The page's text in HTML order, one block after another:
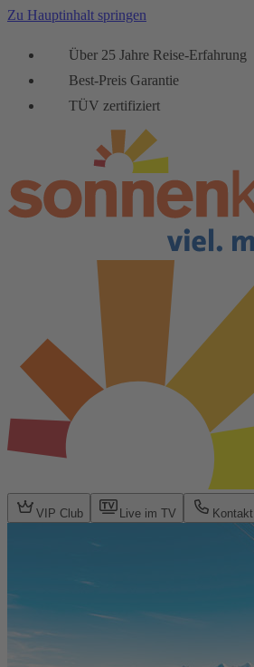
Zu Hauptinhalt springen
Über 25 Jahre Reise-Erfahrung
Best-Preis Garantie
TÜV zertifiziert
VIP Club Live im TV Kontakt